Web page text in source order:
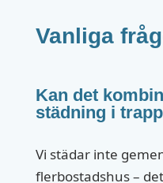
Vanliga
Kan det
städning i
Vi städar inte
flerbostadshus –